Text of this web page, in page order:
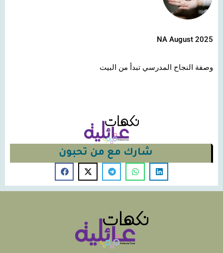
NA August 2025
وصفة النجاح المدرسي تبدأ من البيت
شارك مع من تحبون